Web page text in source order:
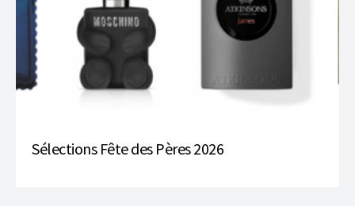
Sélections Fête des Pères 2026